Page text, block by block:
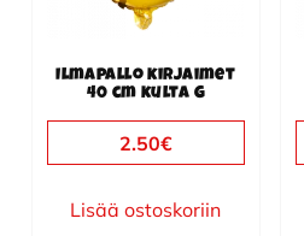
Ilmapallo kirjaimet
40 cm kulta G
2.50€
Lisää ostoskoriin